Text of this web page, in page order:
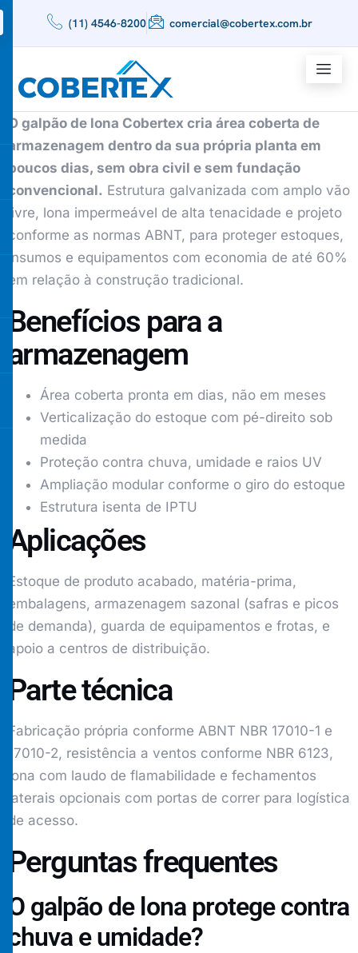
(11) 4546-8200 comercial@cobertex.com.br
O galpão de lona Cobertex cria área coberta de
armazenagem dentro da sua própria planta em
poucos dias, sem obra civil e sem fundação
convencional. Estrutura galvanizada com amplo vão
livre, lona impermeável de alta tenacidade e projeto
conforme as normas ABNT, para proteger estoques,
insumos e equipamentos com economia de até 60%
em relação à construção tradicional.
Benefícios para a
armazenagem
Área coberta pronta em dias, não em meses
Verticalização do estoque com pé-direito sob
medida
Proteção contra chuva, umidade e raios UV
Ampliação modular conforme o giro do estoque
Estrutura isenta de IPTU
Aplicações
Estoque de produto acabado, matéria-prima,
embalagens, armazenagem sazonal (safras e picos
de demanda), guarda de equipamentos e frotas, e
apoio a centros de distribuição.
Parte técnica
Fabricação própria conforme ABNT NBR 17010-1 e
17010-2, resistência a ventos conforme NBR 6123,
lona com laudo de flamabilidade e fechamentos
laterais opcionais com portas de correr para logística
de acesso.
Perguntas frequentes
O galpão de lona protege contra
chuva e umidade?